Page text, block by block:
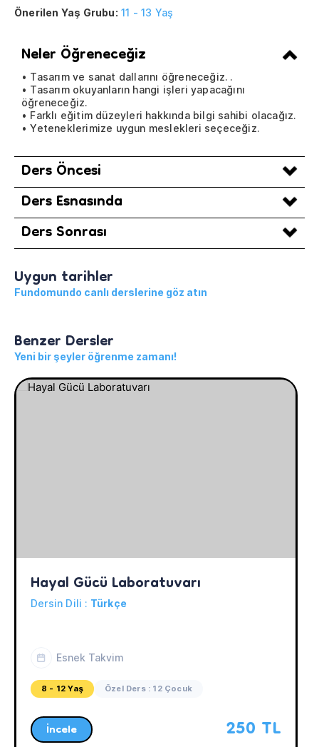
Önerilen Yaş Grubu: 11 - 13 Yaş
Neler Öğreneceğiz
• Tasarım ve sanat dallarını öğreneceğiz. .
• Tasarım okuyanların hangi işleri yapacağını
öğreneceğiz.
• Farklı eğitim düzeyleri hakkında bilgi sahibi olacağız.
• Yeteneklerimize uygun meslekleri seçeceğiz.
Ders Öncesi
Ders Esnasında
Ders Sonrası
Uygun tarihler
Fundomundo canlı derslerine göz atın
Benzer Dersler
Yeni bir şeyler öğrenme zamanı!
Hayal Gücü Laboratuvarı
Dersin Dili : Türkçe
Esnek Takvim
8 - 12 Yaş Özel Ders : 12 Çocuk
İncele 250 TL